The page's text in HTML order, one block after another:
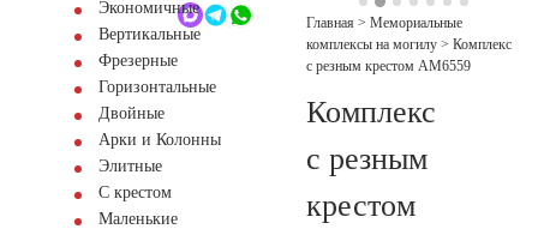
Обратный звонокЭкономичные
Вертикальные
Фрезерные
Горизонтальные
Двойные
Арки и Колонны
Элитные
С крестом
Маленькие
Главная > Мемориальные
комплексы на могилу > Комплекс
с резным крестом AM6559
Комплекс
с резным
крестом